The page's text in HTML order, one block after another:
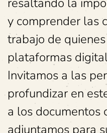
y comprender las
trabajo de
plataformas
Invitamos a las
profundizar en
a los documentos
adjuntamos para